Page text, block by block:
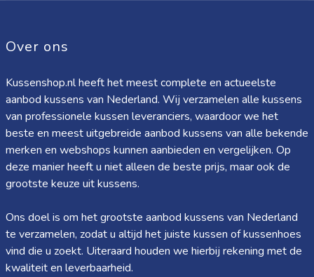
Over ons
Kussenshop.nl heeft het meest complete en actueelste
aanbod kussens van Nederland. Wij verzamelen alle kussens
van professionele kussen leveranciers, waardoor we het
beste en meest uitgebreide aanbod kussens van alle bekende
merken en webshops kunnen aanbieden en vergelijken. Op
deze manier heeft u niet alleen de beste prijs, maar ook de
grootste keuze uit kussens.
Ons doel is om het grootste aanbod kussens van Nederland
te verzamelen, zodat u altijd het juiste kussen of kussenhoes
vind die u zoekt. Uiteraard houden we hierbij rekening met de
kwaliteit en leverbaarheid.